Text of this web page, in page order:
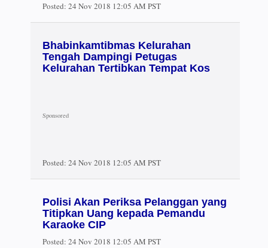
Posted: 24 Nov 2018 12:05 AM PST
Bhabinkamtibmas Kelurahan
Tengah Dampingi Petugas
Kelurahan Tertibkan Tempat Kos
Posted: 24 Nov 2018 12:05 AM PST
Polisi Akan Periksa Pelanggan yang
Titipkan Uang kepada Pemandu
Karaoke CIP
Posted: 24 Nov 2018 12:05 AM PST